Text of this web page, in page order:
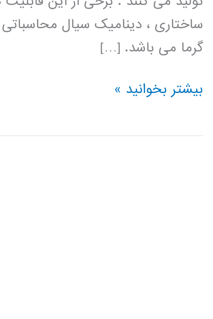
ساختاری ، دینامیک سیال
گرما می باشد. […]
فیلم
فارسی
بیشتر بخوانید »